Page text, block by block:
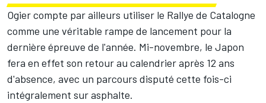
Ogier compte par ailleurs utiliser le Rallye de Catalogne
comme une véritable rampe de lancement pour la
dernière épreuve de l'année. Mi-novembre, le Japon
fera en effet son retour au calendrier après 12 ans
d'absence, avec un parcours disputé cette fois-ci
intégralement sur asphalte.